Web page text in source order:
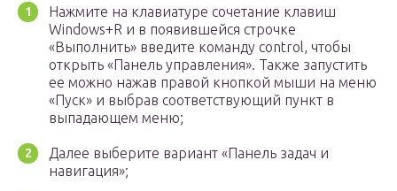
Нажмите на клавиатуре сочетание клавиш
Windows+R и в появившейся строчке
«Выполнить» введите команду control, чтобы
открыть «Панель управления». Также запустить
ее можно нажав правой кнопкой мыши на меню
«Пуск» и выбрав соответствующий пункт в
выпадающем меню;
Далее выберите вариант «Панель задач и
навигация»;